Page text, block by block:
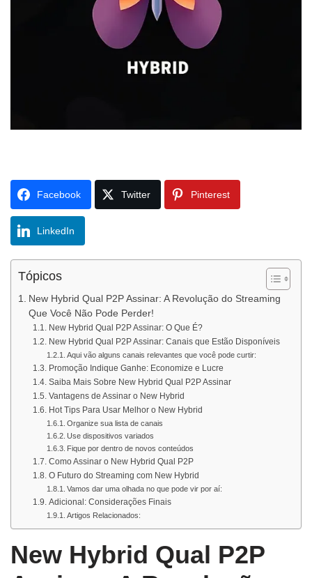
Facebook Twitter Pinterest
LinkedIn
Tópicos
New Hybrid Qual P2P Assinar: A Revolução do Streaming
Que Você Não Pode Perder!
New Hybrid Qual P2P Assinar: O Que É?
New Hybrid Qual P2P Assinar: Canais que Estão Disponíveis
Aqui vão alguns canais relevantes que você pode curtir:
Promoção Indique Ganhe: Economize e Lucre
Saiba Mais Sobre New Hybrid Qual P2P Assinar
Vantagens de Assinar o New Hybrid
Hot Tips Para Usar Melhor o New Hybrid
Organize sua lista de canais
Use dispositivos variados
Fique por dentro de novos conteúdos
Como Assinar o New Hybrid Qual P2P
O Futuro do Streaming com New Hybrid
Vamos dar uma olhada no que pode vir por aí:
Adicional: Considerações Finais
Artigos Relacionados:
New Hybrid Qual P2P